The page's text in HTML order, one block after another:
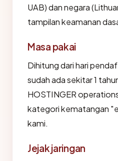
UAB) dan negara
tampilan keamanan
Masa pakai
Dihitung dari hari
sudah ada sekitar 1
HOSTINGER
kategori kematangan
kami.
Jejak jaringan